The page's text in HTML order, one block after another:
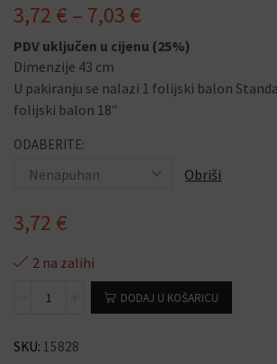
3,72 € – 7,03 €
PDV uključen u cijenu (25%)
Dimenzije 43 cm
U pakiranju se nalazi 1 folijski balon
folijski balon 18″
ODABERITE:
Obriši
3,72 €
2 na zalihi
DODAJ U KOŠARICU
SKU: 15828